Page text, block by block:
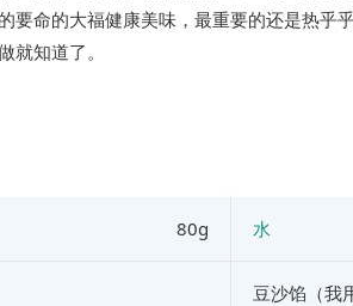
要命的大福健康美味，最重要的还是热乎
就知道了。
80g 水
豆沙馅（我